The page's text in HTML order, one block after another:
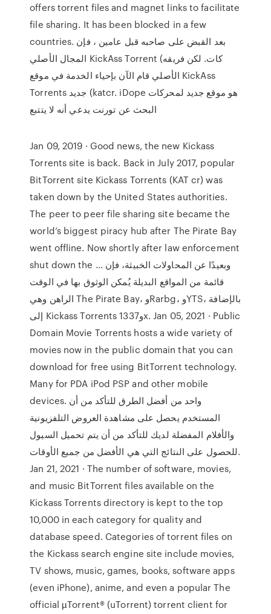
offers torrent files and magnet links to facilitate
file sharing. It has been blocked in a few
countries. بعد القبض على صاحبه قبل عامين ، فإن
المجال الأصلي KickAss Torrent (كات. لكن فريقه
الأصلي قام الآن بإحياء الخدمة في موقع KickAss
Torrents جديد (katcr. iDope هو موقع جديد لمحركات
البحث عن تورنت يدعي أنه لا يتتبع
Jan 09, 2019 · Good news, the new Kickass
Torrents site is back. Back in July 2017, popular
BitTorrent site Kickass Torrents (KAT cr) was
taken down by the United States authorities.
The peer to peer file sharing site became the
world’s biggest piracy hub after The Pirate Bay
went offline. Now shortly after law enforcement
shut down the … وبعيدًا عن المحاولات الخبيثة، فإن
قائمة من المواقع البديلة يُمكن الوثوق بها في الوقت
الراهن وهي The Pirate Bay، وRarbg، وYTS، بالإضافة
إلى Kickass Torrents و1337x. Jan 05, 2021 · Public
Domain Movie Torrents hosts a wide variety of
movies now in the public domain that you can
download for free using BitTorrent technology.
Many for PDA iPod PSP and other mobile
devices. واحد من أفضل الطرق للتأكد من أن
المستخدم يحصل على مشاهدة العروض التلفزيونية
والأفلام المفضلة لديك للتأكد من أن يتم تحميل السيول
للحصول على النتائج التي هي الأفضل من جميع الأوقات.
Jan 21, 2021 · The number of software, movies,
and music BitTorrent files available on the
Kickass Torrents directory is kept to the top
10,000 in each category for quality and
database speed. Categories of torrent files on
the Kickass search engine site include movies,
TV shows, music, games, books, software apps
(even iPhone), anime, and even a popular The
official µTorrent® (uTorrent) torrent client for